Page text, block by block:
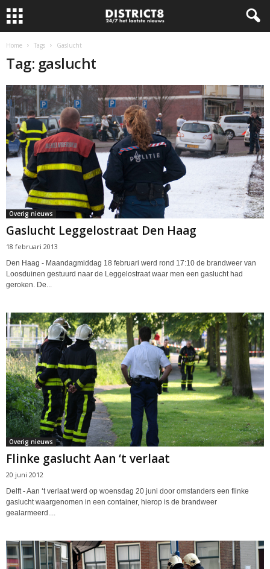
Home Tags Gaslucht
Tag: gaslucht
Overig nieuws
Gaslucht Leggelostraat Den Haag
18 februari 2013
Den Haag - Maandagmiddag 18 februari werd rond 17:10 de brandweer van
Loosduinen gestuurd naar de Leggelostraat waar men een gaslucht had
geroken. De...
Overig nieuws
Flinke gaslucht Aan ‘t verlaat
20 juni 2012
Delft - Aan ‘t verlaat werd op woensdag 20 juni door omstanders een flinke
gaslucht waargenomen in een container, hierop is de brandweer
gealarmeerd....